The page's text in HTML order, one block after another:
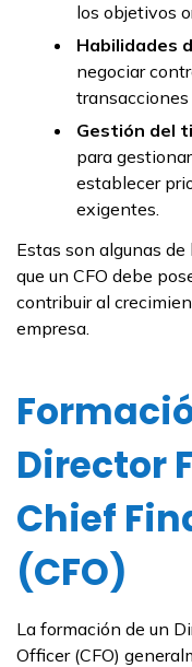
los objetivos
Habilidades
negociar
Gestión del
para
establecer
exigentes.
Estas son algunas
que un CFO debe
contribuir al
empresa.
Director
Chief
(CFO)
La formación de un
Officer (CFO)